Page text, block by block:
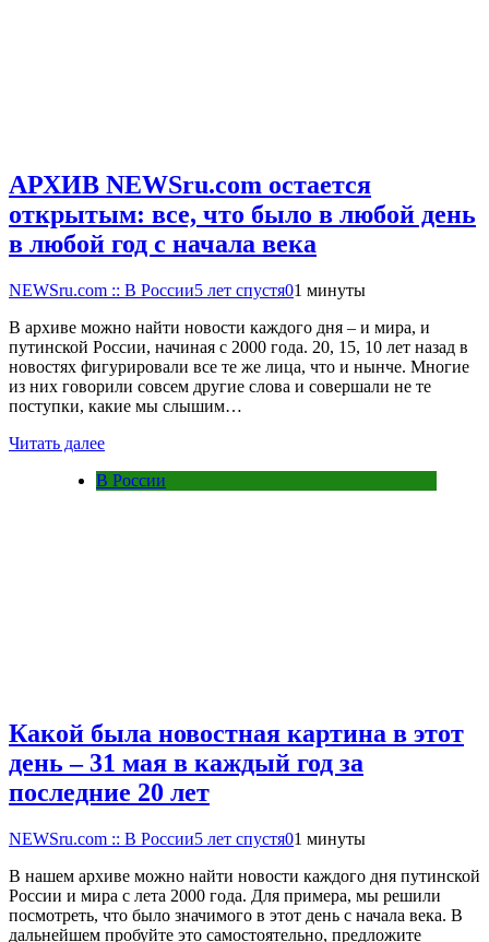
АРХИВ NEWSru.com остается
открытым: все, что было в любой день
в любой год с начала века
NEWSru.com :: В России5 лет спустя01 минуты
В архиве можно найти новости каждого дня – и мира, и
путинской России, начиная с 2000 года. 20, 15, 10 лет назад в
новостях фигурировали все те же лица, что и нынче. Многие
из них говорили совсем другие слова и совершали не те
поступки, какие мы слышим…
Читать далее
В России
Какой была новостная картина в этот
день – 31 мая в каждый год за
последние 20 лет
NEWSru.com :: В России5 лет спустя01 минуты
В нашем архиве можно найти новости каждого дня путинской
России и мира с лета 2000 года. Для примера, мы решили
посмотреть, что было значимого в этот день с начала века. В
дальнейшем пробуйте это самостоятельно, предложите